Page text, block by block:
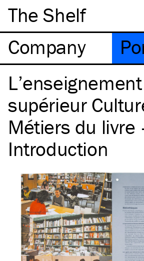
The Shelf
Company
L’enseignement
supérieur
Métiers du livre
Introduction